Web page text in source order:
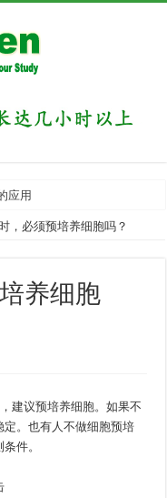
应用
，必须预培养细胞吗？
培养细胞
建议预培养细胞。如果不
。也有人不做细胞预培
件。